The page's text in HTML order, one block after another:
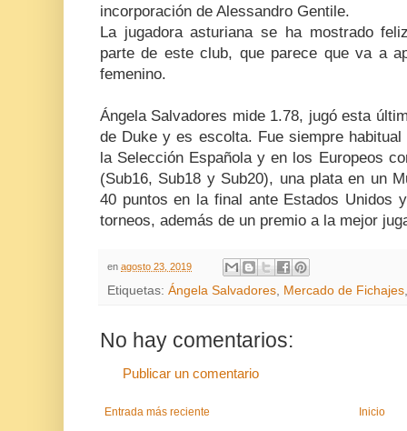
incorporación de Alessandro Gentile.
La jugadora asturiana se ha mostrado
parte de este club, que parece que va a
femenino.
Ángela Salvadores mide 1.78, jugó esta
de Duke y es escolta. Fue siempre
la Selección Española y en los Europeos
(Sub16, Sub18 y Sub20), una plata en un
40 puntos en la final ante Estados Unidos
torneos, además de un premio a la mejor
en agosto 23, 2019
Etiquetas: Ángela Salvadores, Mercado de Fichajes
No hay comentarios:
Publicar un comentario
Entrada más reciente Inicio